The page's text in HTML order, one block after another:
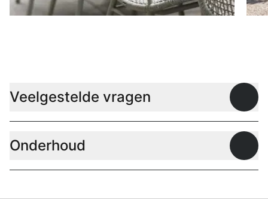
Veelgestelde vragen
Onderhoud